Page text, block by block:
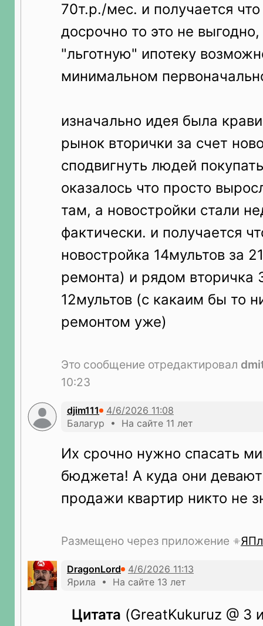
70т.р./мес. и получается что
досрочно то это не выгодно,
"льготную" ипотеку
минимальном
изначально идея была
рынок вторички за счет
сподвигнуть людей
оказалось что просто
там, а новостройки стали
фактически. и получается
новостройка 14мультов за
ремонта) и рядом вторичка
12мультов (с какаим бы то
ремонтом уже)
Это сообщение отредактировал
10:23
djim111
Балагур • На сайте 11 лет
Их срочно нужно спасать
бюджета! А куда они
продажи квартир никто не
Размещено через приложение
DragonLord
Ярила • На сайте 13 лет
Цитата (GreatKukuruz @ 3